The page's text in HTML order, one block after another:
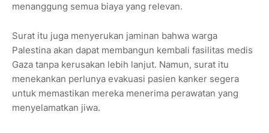
menanggung semua biaya yang relevan.
Surat itu juga menyerukan jaminan bahwa warga
Palestina akan dapat membangun kembali fasilitas medis
Gaza tanpa kerusakan lebih lanjut. Namun, surat itu
menekankan perlunya evakuasi pasien kanker segera
untuk memastikan mereka menerima perawatan yang
menyelamatkan jiwa.